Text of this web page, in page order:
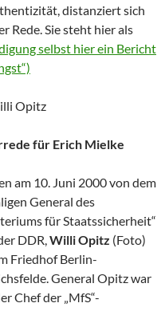
distanziert sich
Rede. Sie steht hier als
selbst hier ein Bericht
Opitz
für Erich Mielke
am 10. Juni 2000 von dem
General des
für Staatssicherheit“
DDR,Willi Opitz (Foto)
Friedhof Berlin-
General Opitz war
Chef der „MfS“-